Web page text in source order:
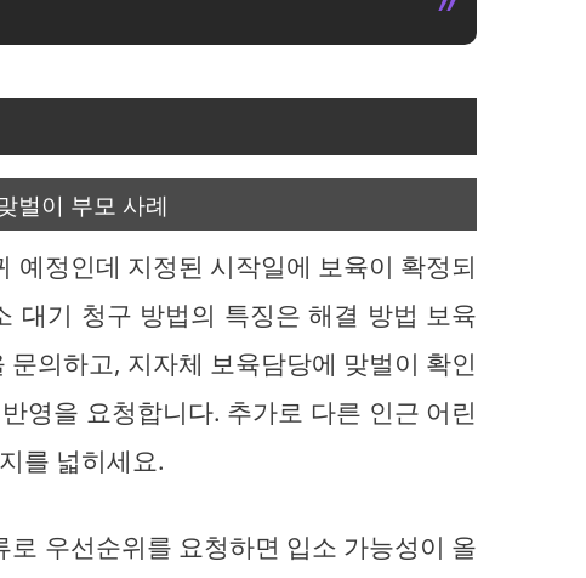
벌이 부모 사례
예정인데 지정된 시작일에 보육이 확정되
대기 청구 방법의 특징은 해결 방법 보육
의하고, 지자체 보육담당에 맞벌이 확인
영을 요청합니다. 추가로 다른 인근 어린
를 넓히세요.
우선순위를 요청하면 입소 가능성이 올